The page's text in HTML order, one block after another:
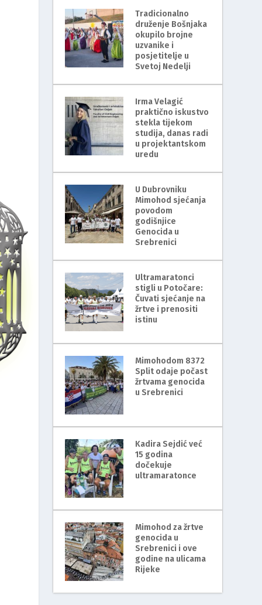
Tradicionalno
druženje Bošnjaka
okupilo brojne
uzvanike i
posjetitelje u
Svetoj Nedelji
Irma Velagić
praktično iskustvo
stekla tijekom
studija, danas radi
u projektantskom
uredu
U Dubrovniku
Mimohod sjećanja
povodom
godišnjice
Genocida u
Srebrenici
Ultramaratonci
stigli u Potočare:
Čuvati sjećanje na
žrtve i prenositi
istinu
Mimohodom 8372
Split odaje počast
žrtvama genocida
u Srebrenici
Kadira Sejdić već
15 godina
dočekuje
ultramaratonce
Mimohod za žrtve
genocida u
Srebrenici i ove
godine na ulicama
Rijeke